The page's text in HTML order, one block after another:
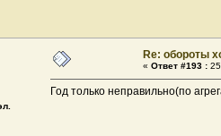
Re: обороты
« Ответ #193 :
Год только неправильно(по